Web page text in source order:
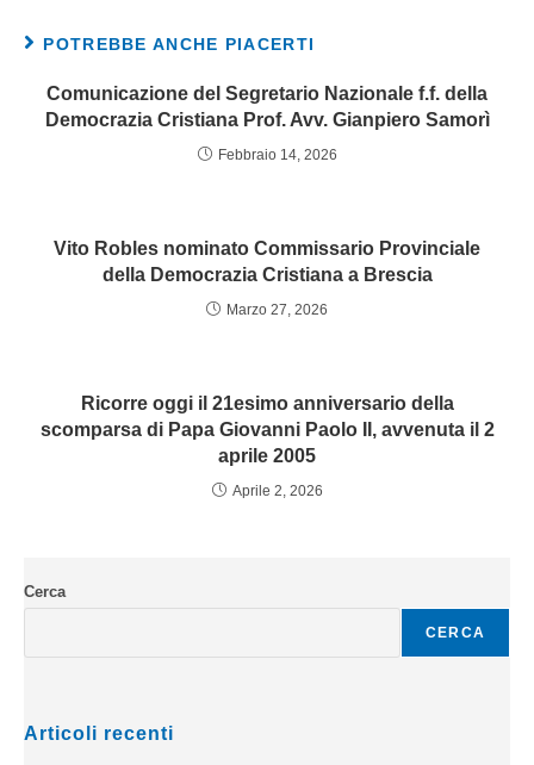
POTREBBE ANCHE PIACERTI
Comunicazione del Segretario Nazionale f.f. della
Democrazia Cristiana Prof. Avv. Gianpiero Samorì
Febbraio 14, 2026
Vito Robles nominato Commissario Provinciale
della Democrazia Cristiana a Brescia
Marzo 27, 2026
Ricorre oggi il 21esimo anniversario della
scomparsa di Papa Giovanni Paolo II, avvenuta il 2
aprile 2005
Aprile 2, 2026
Cerca
CERCA
Articoli recenti